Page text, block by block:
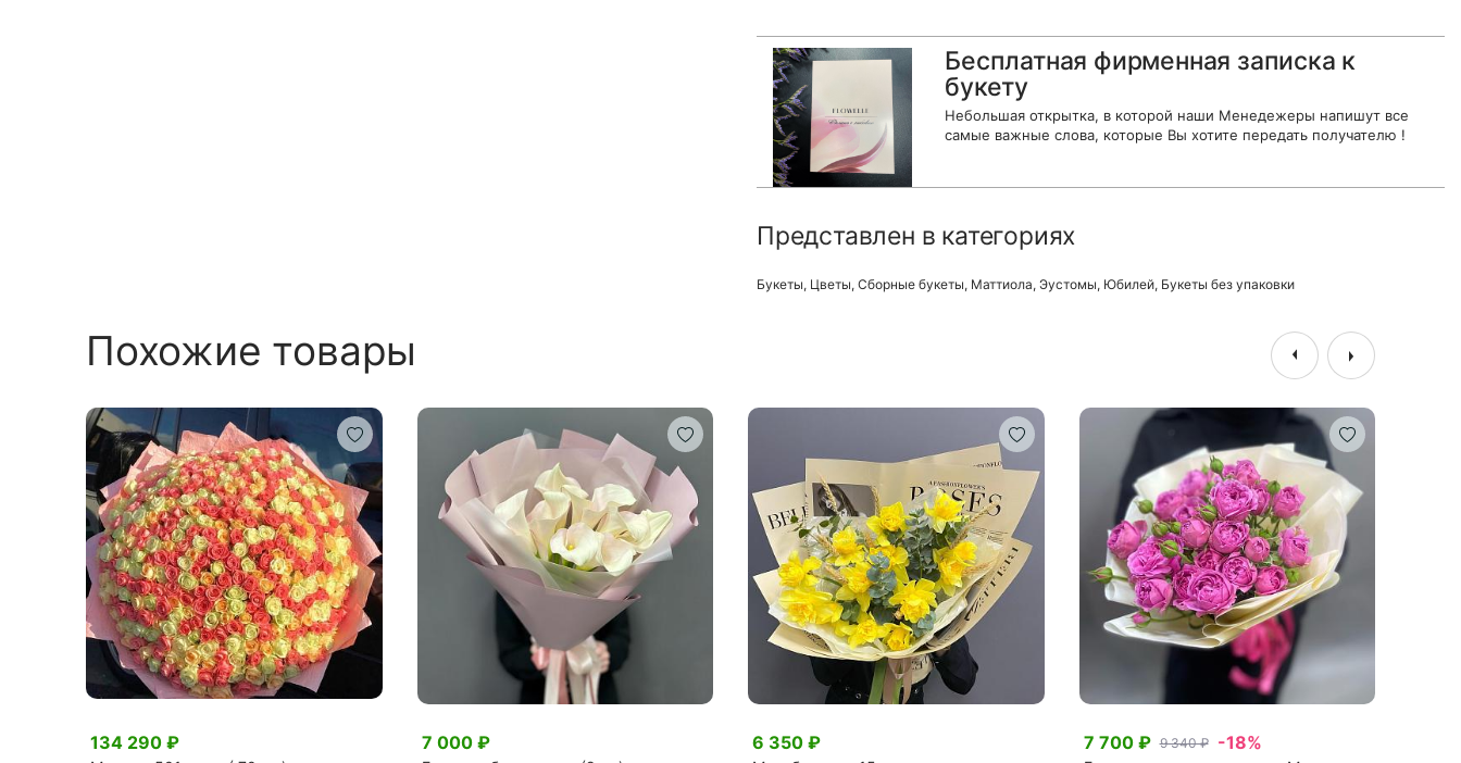
Бесплатная фирменная записка к
букету
Небольшая открытка, в которой наши Менедежеры напишут все
самые важные слова, которые Вы хотите передать получателю !
Представлен в категориях
Букеты, Цветы, Сборные букеты, Маттиола, Эустомы, Юбилей, Букеты без упаковки
Похожие товары
134 290 ₽ 7 000 ₽ 6 350 ₽ 7 700 ₽ 9 340 ₽ -18%